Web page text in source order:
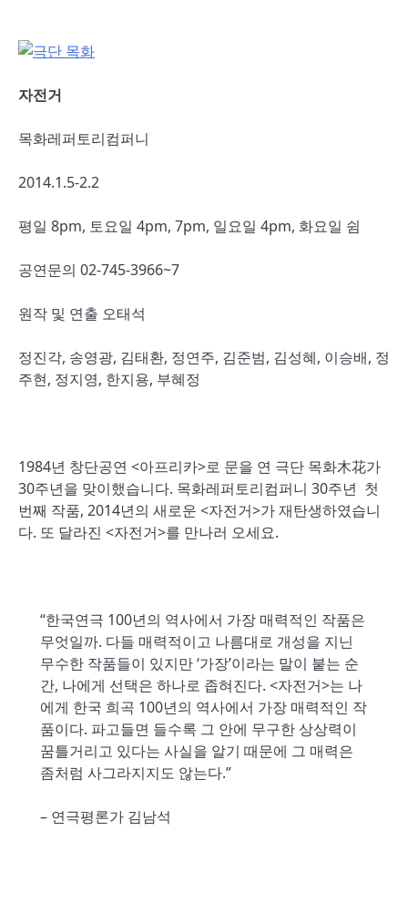
자전거
목화레퍼토리컴퍼니
2014.1.5-2.2
평일 8pm, 토요일 4pm, 7pm, 일요일 4pm, 화요일 쉼
공연문의 02-745-3966~7
원작 및 연출 오태석
정진각, 송영광, 김태환, 정연주, 김준범, 김성혜, 이승배, 정
주현, 정지영, 한지용, 부혜정
1984년 창단공연 <아프리카>로 문을 연 극단 목화木花가
30주년을 맞이했습니다. 목화레퍼토리컴퍼니 30주년 첫
번째 작품, 2014년의 새로운 <자전거>가 재탄생하였습니
다. 또 달라진 <자전거>를 만나러 오세요.
“한국연극 100년의 역사에서 가장 매력적인 작품은
무엇일까. 다들 매력적이고 나름대로 개성을 지닌
무수한 작품들이 있지만 ‘가장’이라는 말이 붙는 순
간, 나에게 선택은 하나로 좁혀진다. <자전거>는 나
에게 한국 희곡 100년의 역사에서 가장 매력적인 작
품이다. 파고들면 들수록 그 안에 무구한 상상력이
꿈틀거리고 있다는 사실을 알기 때문에 그 매력은
좀처럼 사그라지지도 않는다.”
– 연극평론가 김남석